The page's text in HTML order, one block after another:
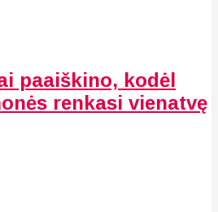
paaiškino, kodėl
renkasi vienatvę